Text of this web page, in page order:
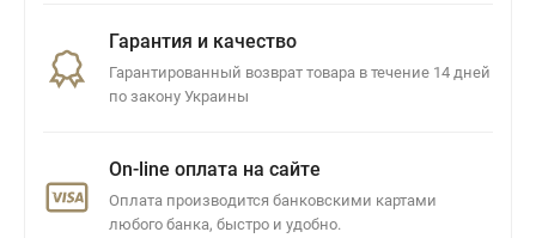
Гарантия и качество
Гарантированный возврат товара в течение 14 дней
по закону Украины
On-line оплата на сайте
Оплата производится банковскими картами
любого банка, быстро и удобно.